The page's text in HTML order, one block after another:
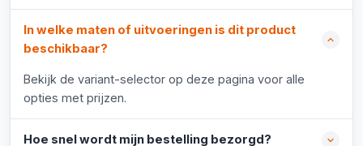
In welke maten of uitvoeringen is dit product
beschikbaar?
Bekijk de variant-selector op deze pagina voor alle
opties met prijzen.
Hoe snel wordt mijn bestelling bezorgd?